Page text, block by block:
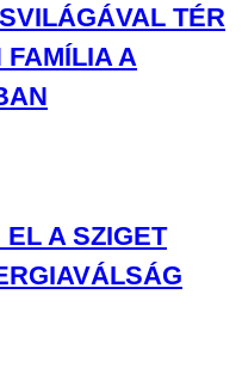
TÉR
FAMÍLIA A
A SZIGET